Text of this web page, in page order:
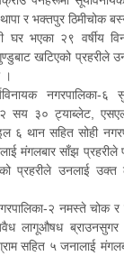
र भक्तपुर ठिमीचोक
घर भएका २९ वर्षीय
खटिएको
।
नगरपालिका-६
सय ३० ट्याब्लेट,
६ थान सहित सोही
मंगलबार साँझ
प्रहरीले उनलाई
२ नमस्ते चोक र
लागूऔषध
सहित ५ जनालाई